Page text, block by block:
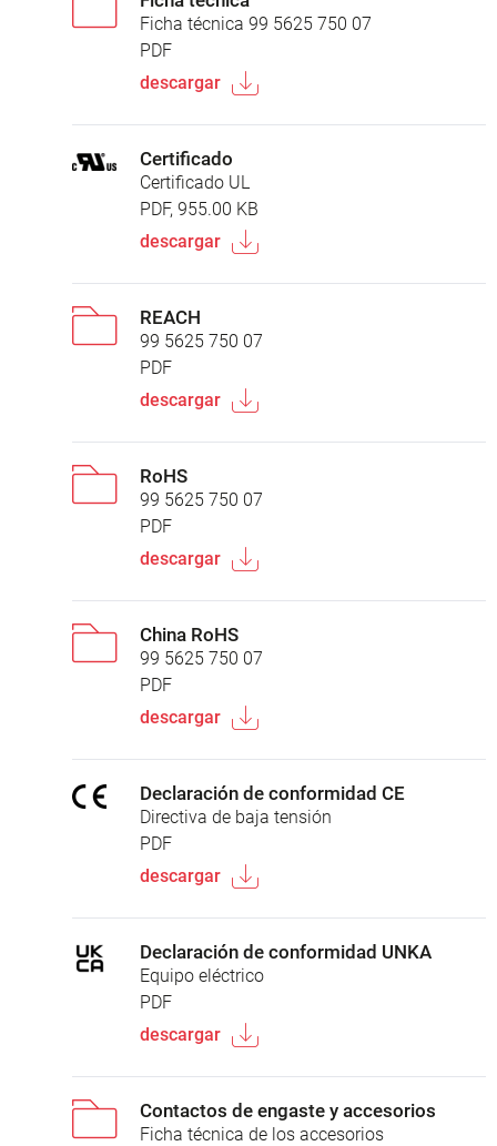
Ficha técnica 99 5625 750 07
PDF
descargar
Certificado
Certificado UL
PDF, 955.00 KB
descargar
REACH
99 5625 750 07
PDF
descargar
RoHS
99 5625 750 07
PDF
descargar
China RoHS
99 5625 750 07
PDF
descargar
Declaración de conformidad CE
Directiva de baja tensión
PDF
descargar
Declaración de conformidad UNKA
Equipo eléctrico
PDF
descargar
Contactos de engaste y accesorios
Ficha técnica de los accesorios